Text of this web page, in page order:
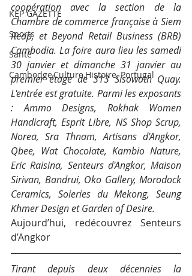
KEP GAZETTE
Sports
Santé
Cambodge,Culture,Histoire, Portugal
coopération avec la section de la
Chambre de commerce française à Siem
Reap, et Beyond Retail Business (BRB)
Cambodia. La foire aura lieu les samedi
30 janvier et dimanche 31 janvier au
premier étage de 313 Sisowath Quay.
L'entrée est gratuite. Parmi les exposants
: Ammo Designs, Rokhak Women
Handicraft, Esprit Libre, NS Shop Scrup,
Norea, Sra Thnam, Artisans d'Angkor,
Qbee, Wat Chocolate, Kambio Nature,
Eric Raisina, Senteurs d'Angkor, Maison
Sirivan, Bandrui, Oko Gallery, Morodock
Ceramics, Soieries du Mekong, Seung
Khmer Design et Garden of Desire.
Aujourd’hui, redécouvrez Senteurs
d’Angkor
Tirant depuis deux décennies la